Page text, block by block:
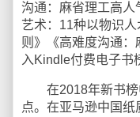
沟通：麻省理工高
艺术：11种以物识
则》《高难度沟通
入Kindle付费电子书
在2018年新书榜
点。在亚马逊中国